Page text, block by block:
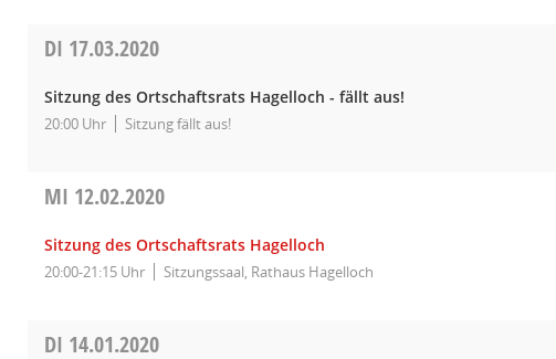
DI 17.03.2020
Sitzung des Ortschaftsrats Hagelloch - fällt aus!
20:00 Uhr Sitzung fällt aus!
MI 12.02.2020
Sitzung des Ortschaftsrats Hagelloch
20:00-21:15 Uhr Sitzungssaal, Rathaus Hagelloch
DI 14.01.2020